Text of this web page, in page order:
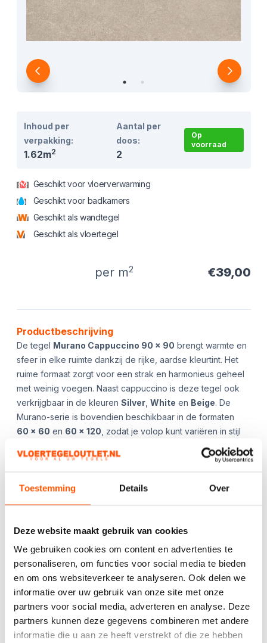
Toestemming Details Over
Deze website maakt gebruik van cookies
We gebruiken cookies om content en advertenties te
personaliseren, om functies voor social media te bieden
en om ons websiteverkeer te analyseren. Ook delen we
informatie over uw gebruik van onze site met onze
partners voor social media, adverteren en analyse. Deze
partners kunnen deze gegevens combineren met andere
informatie die u aan ze heeft verstrekt of die ze hebben
Inhoud per
verpakking:
1.62m2
Aantal per
doos:
2
Op
voorraad
Geschikt voor vloerverwarming
Geschikt voor badkamers
Geschikt als wandtegel
Geschikt als vloertegel
per m2 €39,00
Product informatie
Productbeschrijving
De tegel Murano Cappuccino 90 x 90 brengt warmte en
sfeer in elke ruimte dankzij de rijke, aardse kleurtint. Het
ruime formaat zorgt voor een strak en harmonieus geheel
met weinig voegen. Naast cappuccino is deze tegel ook
verkrijgbaar in de kleuren Silver, White en Beige. De
Murano-serie is bovendien beschikbaar in de formaten
60 x 60 en 60 x 120 , zodat je volop kunt variëren in stijl
**App ons gerust voor de beschikbaarheid en/of
Berekentool
Offerte aanvragen